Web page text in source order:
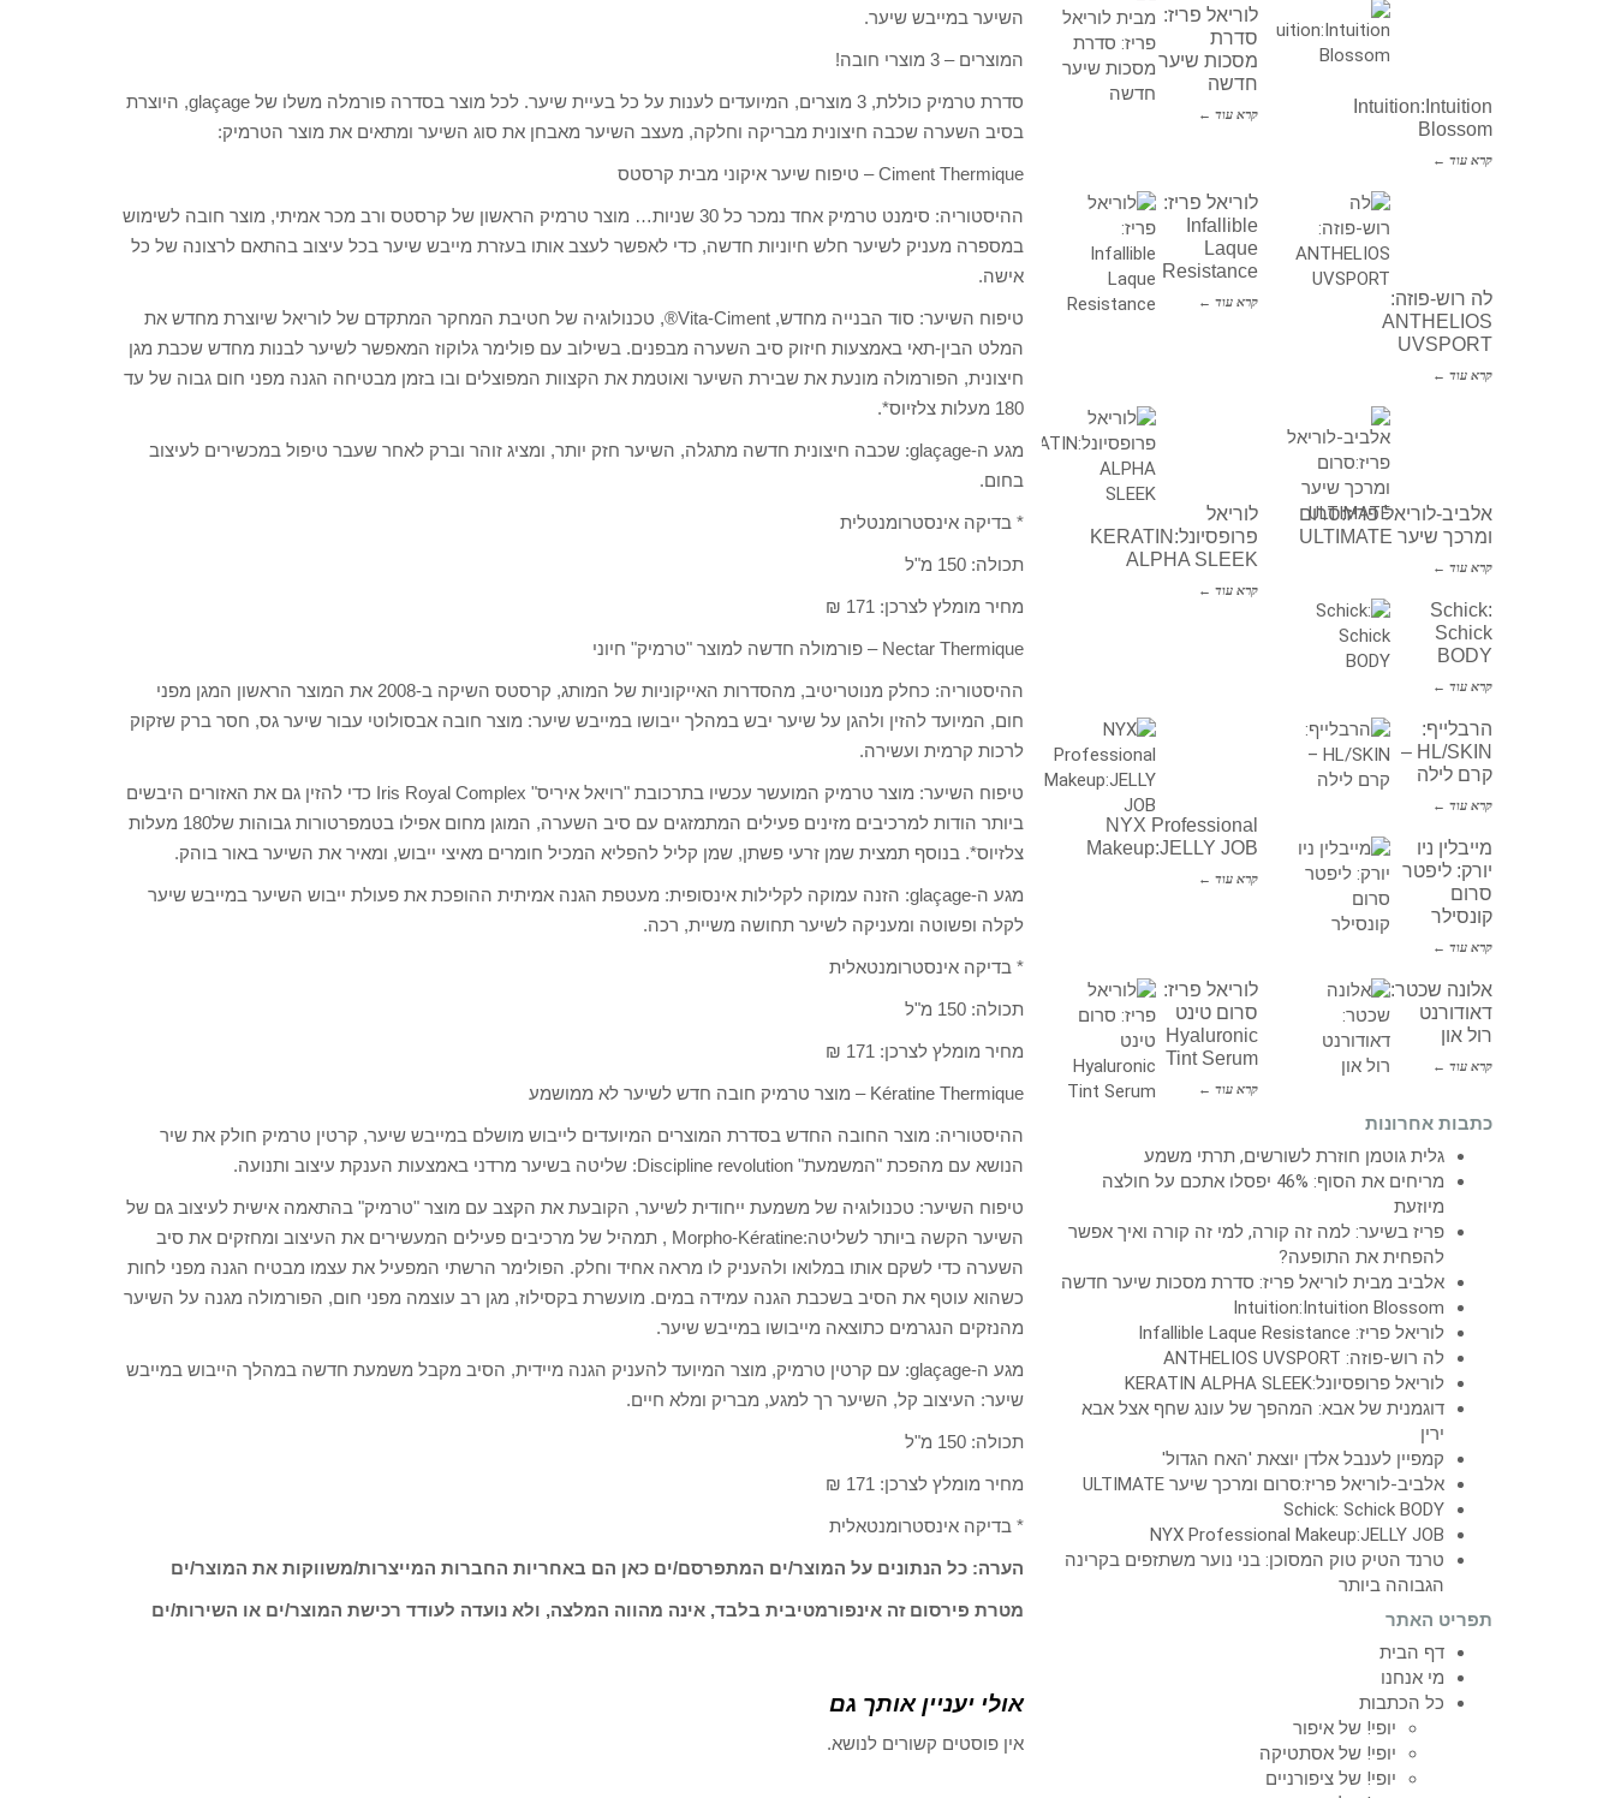
השיער במייבש שיער.
המוצרים – 3 מוצרי חובה!
סדרת טרמיק כוללת, 3 מוצרים, המיועדים לענות על כל בעיית שיער. לכל מוצר בסדרה פורמלה משלו של glaçage, היוצרת
בסיב השערה שכבה חיצונית מבריקה וחלקה, מעצב השיער מאבחן את סוג השיער ומתאים את מוצר הטרמיק:
Ciment Thermique – טיפוח שיער איקוני מבית קרסטס
ההיסטוריה: סימנט טרמיק אחד נמכר כל 30 שניות… מוצר טרמיק הראשון של קרסטס ורב מכר אמיתי, מוצר חובה לשימוש
במספרה מעניק לשיער חלש חיוניות חדשה, כדי לאפשר לעצב אותו בעזרת מייבש שיער בכל עיצוב בהתאם לרצונה של כל
אישה.
טיפוח השיער: סוד הבנייה מחדש, Vita-Ciment®, טכנולוגיה של חטיבת המחקר המתקדם של לוריאל שיוצרת מחדש את
המלט הבין-תאי באמצעות חיזוק סיב השערה מבפנים. בשילוב עם פולימר גלוקוז המאפשר לשיער לבנות מחדש שכבת מגן
חיצונית, הפורמולה מונעת את שבירת השיער ואוטמת את הקצוות המפוצלים ובו בזמן מבטיחה הגנה מפני חום גבוה של עד
180 מעלות צלזיוס*.
מגע ה-glaçage: שכבה חיצונית חדשה מתגלה, השיער חזק יותר, ומציג זוהר וברק לאחר שעבר טיפול במכשירים לעיצוב
בחום.
* בדיקה אינסטרומנטלית
תכולה: 150 מ"ל
מחיר מומלץ לצרכן: 171 ₪
Nectar Thermique – פורמולה חדשה למוצר "טרמיק" חיוני
ההיסטוריה: כחלק מנוטריטיב, מהסדרות האייקוניות של המותג, קרסטס השיקה ב-2008 את המוצר הראשון המגן מפני
חום, המיועד להזין ולהגן על שיער יבש במהלך ייבושו במייבש שיער: מוצר חובה אבסולוטי עבור שיער גס, חסר ברק שזקוק
לרכות קרמית ועשירה.
טיפוח השיער: מוצר טרמיק המועשר עכשיו בתרכובת "רויאל איריס" Iris Royal Complex כדי להזין גם את האזורים היבשים
ביותר הודות למרכיבים מזינים פעילים המתמזגים עם סיב השערה, המוגן מחום אפילו בטמפרטורות גבוהות של180 מעלות
צלזיוס*. בנוסף תמצית שמן זרעי פשתן, שמן קליל להפליא המכיל חומרים מאיצי ייבוש, ומאיר את השיער באור בוהק.
מגע ה-glaçage: הזנה עמוקה לקלילות אינסופית: מעטפת הגנה אמיתית ההופכת את פעולת ייבוש השיער במייבש שיער
לקלה ופשוטה ומעניקה לשיער תחושה משיית, רכה.
* בדיקה אינסטרומנטאלית
תכולה: 150 מ"ל
מחיר מומלץ לצרכן: 171 ₪
Kératine Thermique – מוצר טרמיק חובה חדש לשיער לא ממושמע
ההיסטוריה: מוצר החובה החדש בסדרת המוצרים המיועדים לייבוש מושלם במייבש שיער, קרטין טרמיק חולק את שיר
הנושא עם מהפכת "המשמעת" Discipline revolution: שליטה בשיער מרדני באמצעות הענקת עיצוב ותנועה.
טיפוח השיער: טכנולוגיה של משמעת ייחודית לשיער, הקובעת את הקצב עם מוצר "טרמיק" בהתאמה אישית לעיצוב גם של
השיער הקשה ביותר לשליטה:Morpho-Kératine , תמהיל של מרכיבים פעילים המעשירים את העיצוב ומחזקים את סיב
השערה כדי לשקם אותו במלואו ולהעניק לו מראה אחיד וחלק. הפולימר הרשתי המפעיל את עצמו מבטיח הגנה מפני לחות
כשהוא עוטף את הסיב בשכבת הגנה עמידה במים. מועשרת בקסילוז, מגן רב עוצמה מפני חום, הפורמולה מגנה על השיער
מהנזקים הנגרמים כתוצאה מייבושו במייבש שיער.
מגע ה-glaçage: עם קרטין טרמיק, מוצר המיועד להעניק הגנה מיידית, הסיב מקבל משמעת חדשה במהלך הייבוש במייבש
שיער: העיצוב קל, השיער רך למגע, מבריק ומלא חיים.
תכולה: 150 מ"ל
מחיר מומלץ לצרכן: 171 ₪
* בדיקה אינסטרומנטאלית
הערה: כל הנתונים על המוצר/ים המתפרסם/ים כאן הם באחריות החברות המייצרות/משווקות את המוצר/ים
מטרת פירסום זה אינפורמטיבית בלבד, אינה מהווה המלצה, ולא נועדה לעודד רכישת המוצר/ים או השירות/ים
אולי יעניין אותך גם
אין פוסטים קשורים לנושא.
לוריאל פריז:
סדרת
מסכות שיער
חדשה
קרא עוד ←
Intuition:Intuition
Blossom
קרא עוד ←
לוריאל פריז:
Infallible
Laque
Resistance
קרא עוד ←
לה רוש-פוזה:
ANTHELIOS
UVSPORT
קרא עוד ←
לוריאל
פרופסיונל:KERATIN
ALPHA SLEEK
קרא עוד ←
אלביב-לוריאל פריז:סרום
ומרכך שיער ULTIMATE
קרא עוד ←
Schick:
Schick
BODY
קרא עוד ←
NYX Professional
Makeup:JELLY JOB
קרא עוד ←
הרבלייף:
HL/SKIN –
קרם לילה
קרא עוד ←
מייבלין ניו
יורק: ליפטר
סרום
קונסילר
קרא עוד ←
לוריאל פריז:
סרום טינט
Hyaluronic
Tint Serum
קרא עוד ←
אלונה שכטר:
דאודורנט
רול און
קרא עוד ←
כתבות אחרונות
גלית גוטמן חוזרת לשורשים, תרתי משמע
מריחים את הסוף: 46% יפסלו אתכם על חולצה
מיוזעת
פריז בשיער: למה זה קורה, למי זה קורה ואיך אפשר
להפחית את התופעה?
אלביב מבית לוריאל פריז: סדרת מסכות שיער חדשה
Intuition:Intuition Blossom
לוריאל פריז: Infallible Laque Resistance
לה רוש-פוזה: ANTHELIOS UVSPORT
לוריאל פרופסיונל:KERATIN ALPHA SLEEK
דוגמנית של אבא: המהפך של עונג שחף אצל אבא
ירין
קמפיין לענבל אלדן יוצאת 'האח הגדול'
אלביב-לוריאל פריז:סרום ומרכך שיער ULTIMATE
Schick: Schick BODY
NYX Professional Makeup:JELLY JOB
טרנד הטיק טוק המסוכן: בני נוער משתזפים בקרינה
הגבוהה ביותר
תפריט האתר
דף הבית
מי אנחנו
כל הכתבות
יופי! של איפור
יופי! של אסתטיקה
יופי! של ציפורניים